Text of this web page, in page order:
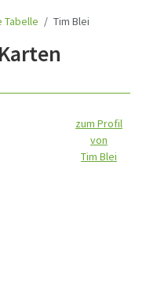
Tabelle Tim Blei
zum Profil
von
Tim Blei